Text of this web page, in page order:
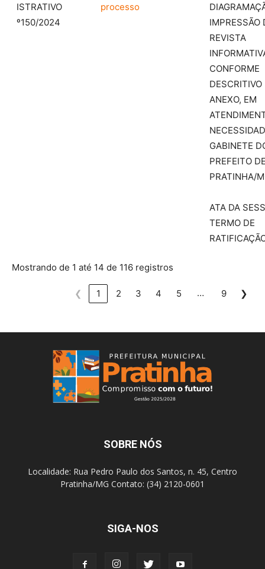
ISTRATIVO
º150/2024
processo
IMPRESSÃO
REVISTA
CONFORME
DESCRITIVO
ANEXO, EM
GABINETE
PREFEITO
PRATINHA/
ATA DA
TERMO DE
Mostrando de 1 até 14 de 116 registros
❮ 1 2 3 4 5 … 9 ❯
SOBRE NÓS
Localidade: Rua Pedro Paulo dos Santos, n. 45, Centro
Pratinha/MG Contato: (34) 2120-0601
SIGA-NOS